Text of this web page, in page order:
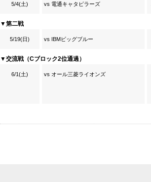
5/4(土) vs 電通キャタピラーズ
▼第二戦
5/19(日) vs IBMビッグブルー
▼交流戦（Cブロック2位通過）
6/1(土) vs オール三菱ライオンズ